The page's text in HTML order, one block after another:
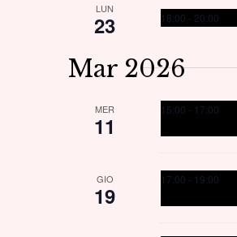
LUN
23 18:00 - 20:00
Mar 2026
MER
11
15:00 - 17:00
GIO
19
17:00 - 19:00